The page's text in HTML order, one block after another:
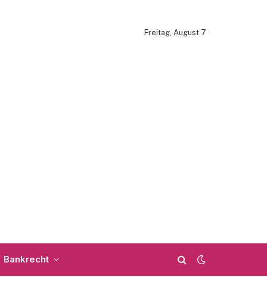
Freitag, August 7
Bankrecht